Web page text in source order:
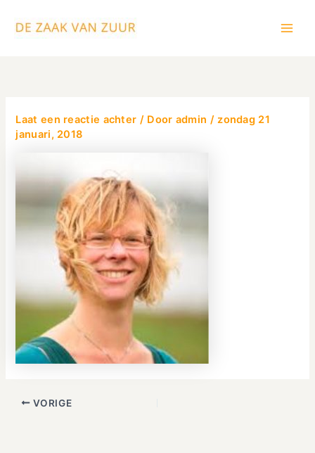
naar
Laat een reactie achter / Door admin /zondag 21
januari, 2018
VORIGE